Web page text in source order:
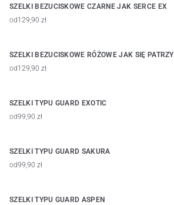
SZELKI BEZUCISKOWE CZARNE JAK SERCE EX
od129,90 zł
SZELKI BEZUCISKOWE RÓŻOWE JAK SIĘ PATRZY
od129,90 zł
SZELKI TYPU GUARD EXOTIC
od99,90 zł
SZELKI TYPU GUARD SAKURA
od99,90 zł
SZELKI TYPU GUARD ASPEN